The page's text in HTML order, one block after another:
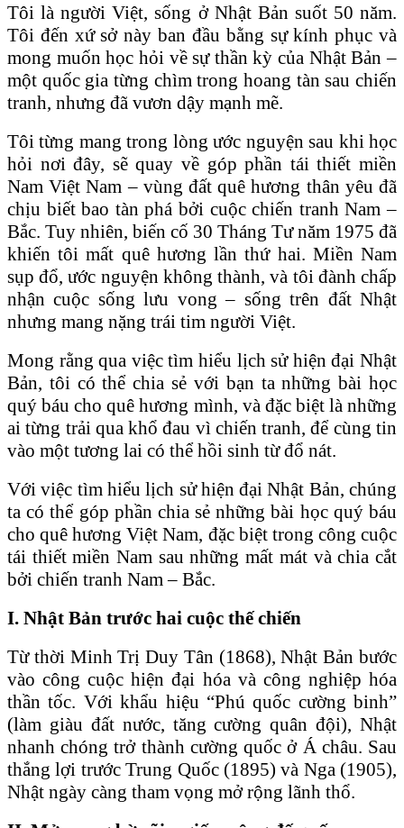
Tôi là người Việt, sống ở Nhật Bản suốt 50 năm.
Tôi đến xứ sở này ban đầu bằng sự kính phục và
mong muốn học hỏi về sự thần kỳ của Nhật Bản –
một quốc gia từng chìm trong hoang tàn sau chiến
tranh, nhưng đã vươn dậy mạnh mẽ.
Tôi từng mang trong lòng ước nguyện sau khi học
hỏi nơi đây, sẽ quay về góp phần tái thiết miền
Nam Việt Nam – vùng đất quê hương thân yêu đã
chịu biết bao tàn phá bởi cuộc chiến tranh Nam –
Bắc. Tuy nhiên, biến cố 30 Tháng Tư năm 1975 đã
khiến tôi mất quê hương lần thứ hai. Miền Nam
sụp đổ, ước nguyện không thành, và tôi đành chấp
nhận cuộc sống lưu vong – sống trên đất Nhật
nhưng mang nặng trái tim người Việt.
Mong rằng qua việc tìm hiểu lịch sử hiện đại Nhật
Bản, tôi có thể chia sẻ với bạn ta những bài học
quý báu cho quê hương mình, và đặc biệt là những
ai từng trải qua khổ đau vì chiến tranh, để cùng tin
vào một tương lai có thể hồi sinh từ đổ nát.
Với việc tìm hiểu lịch sử hiện đại Nhật Bản, chúng
ta có thể góp phần chia sẻ những bài học quý báu
cho quê hương Việt Nam, đặc biệt trong công cuộc
tái thiết miền Nam sau những mất mát và chia cắt
bởi chiến tranh Nam – Bắc.
I. Nhật Bản trước hai cuộc thế chiến
Từ thời Minh Trị Duy Tân (1868), Nhật Bản bước
vào công cuộc hiện đại hóa và công nghiệp hóa
thần tốc. Với khẩu hiệu “Phú quốc cường binh”
(làm giàu đất nước, tăng cường quân đội), Nhật
nhanh chóng trở thành cường quốc ở Á châu. Sau
thắng lợi trước Trung Quốc (1895) và Nga (1905),
Nhật ngày càng tham vọng mở rộng lãnh thổ.